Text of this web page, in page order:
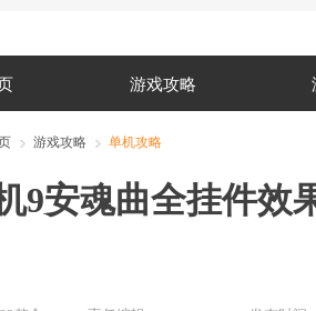
游戏攻略
游戏攻略 单机攻略
9安魂曲全挂件效